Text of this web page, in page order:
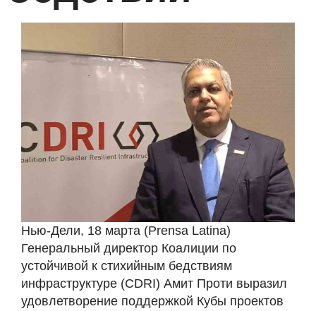
Нью-Дели, 18 марта (Prensa Latina)
Генеральный директор Коалиции по
устойчивой к стихийным бедствиям
инфраструктуре (CDRI) Амит Проти выразил
удовлетворение поддержкой Кубы проектов